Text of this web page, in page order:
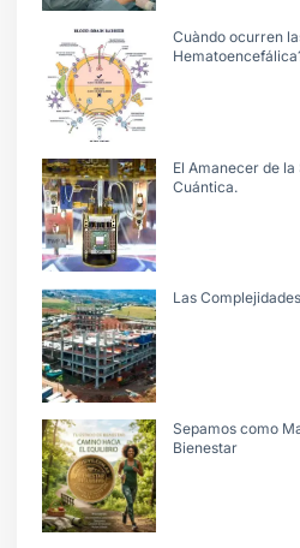
Cuàndo ocurren
El Amanecer de
Cuántica.
Las
Sepamos como
Bienestar